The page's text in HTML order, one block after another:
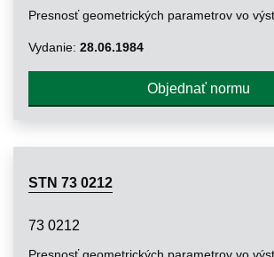
Vydanie: 28.06.1984
Objednať normu
STN 73 0212
73 0212